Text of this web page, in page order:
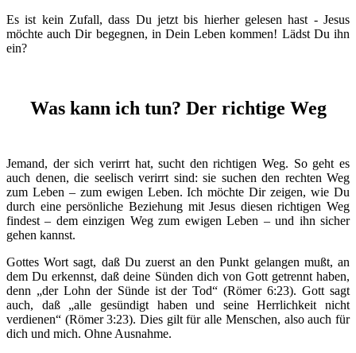
Es ist kein Zufall, dass Du jetzt bis hierher gelesen hast - Jesus
möchte auch Dir begegnen, in Dein Leben kommen! Lädst Du ihn
ein?
Was kann ich tun? Der richtige Weg
Jemand, der sich verirrt hat, sucht den richtigen Weg. So geht es
auch denen, die seelisch verirrt sind: sie suchen den rechten Weg
zum Leben – zum ewigen Leben. Ich möchte Dir zeigen, wie Du
durch eine persönliche Beziehung mit Jesus diesen richtigen Weg
findest – dem einzigen Weg zum ewigen Leben – und ihn sicher
gehen kannst.
Gottes Wort sagt, daß Du zuerst an den Punkt gelangen mußt, an
dem Du erkennst, daß deine Sünden dich von Gott getrennt haben,
denn „der Lohn der Sünde ist der Tod“ (Römer 6:23). Gott sagt
auch, daß „alle gesündigt haben und seine Herrlichkeit nicht
verdienen“ (Römer 3:23). Dies gilt für alle Menschen, also auch für
dich und mich. Ohne Ausnahme.